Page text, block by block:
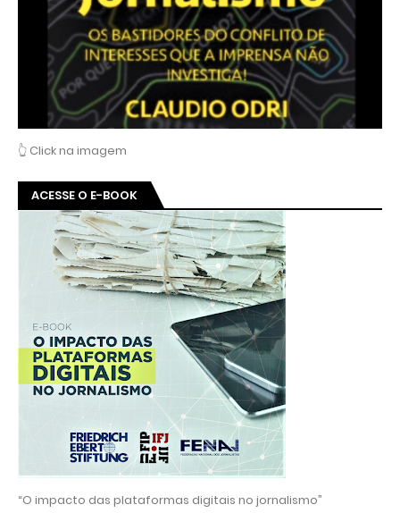
👆 Click na imagem
ACESSE O E-BOOK
“O impacto das plataformas digitais no jornalismo”